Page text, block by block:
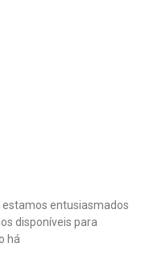
estamos entusiasmados
disponíveis para
há